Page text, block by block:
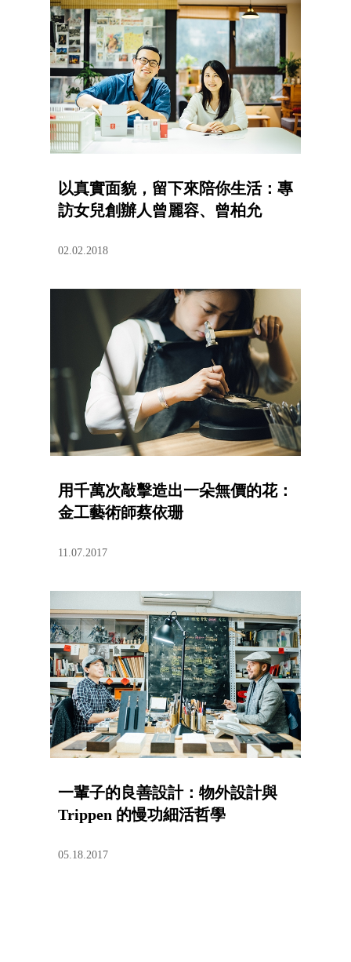
以真實面貌，留下來陪你生活：專
訪女兒創辦人曾麗容、曾柏允
02.02.2018
用千萬次敲擊造出一朵無價的花：
金工藝術師蔡依珊
11.07.2017
一輩子的良善設計：物外設計與
Trippen 的慢功細活哲學
05.18.2017